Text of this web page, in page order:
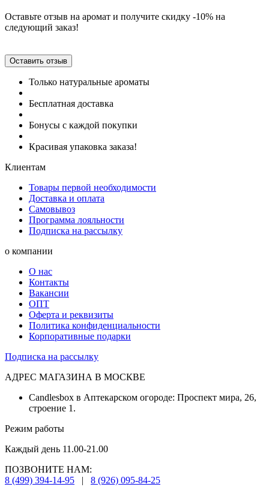
Оставьте отзыв на аромат и получите скидку -10% на
следующий заказ!
Оставить отзыв
Только натуральные ароматы
Бесплатная доставка
Бонусы с каждой покупки
Красивая упаковка заказа!
Клиентам
Товары первой необходимости
Доставка и оплата
Самовывоз
Программа лояльности
Подписка на рассылку
о компании
О нас
Контакты
Вакансии
ОПТ
Оферта и реквизиты
Политика конфиденциальности
Корпоративные подарки
Подписка на рассылку
АДРЕС МАГАЗИНА В МОСКВЕ
Candlesbox в Аптекарском огороде: Проспект мира, 26,
строение 1.
Режим работы
Каждый день 11.00-21.00
ПОЗВОНИТЕ НАМ:
8 (499) 394-14-95
| 8 (926) 095-84-25